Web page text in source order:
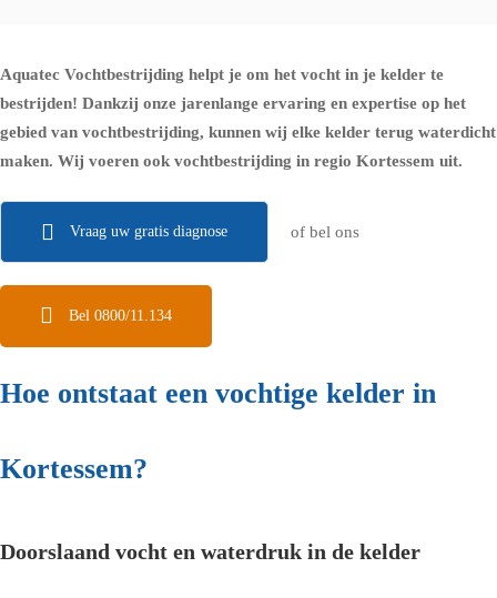
Aquatec Vochtbestrijding helpt je om het vocht in je kelder te
bestrijden! Dankzij onze jarenlange ervaring en expertise op het
gebied van vochtbestrijding, kunnen wij elke kelder terug waterdicht
maken. Wij voeren ook vochtbestrijding in regio Kortessem uit.
Vraag uw gratis diagnose of bel ons
Bel 0800/11.134
Hoe ontstaat een vochtige kelder in
Kortessem?
Doorslaand vocht en waterdruk in de kelder